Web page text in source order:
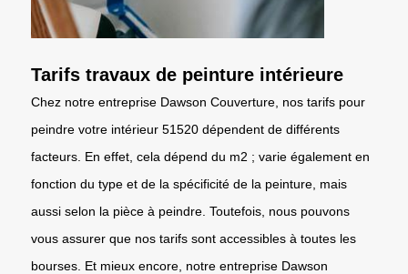
Tarifs travaux de peinture intérieure
Chez notre entreprise Dawson Couverture, nos tarifs pour
peindre votre intérieur 51520 dépendent de différents
facteurs. En effet, cela dépend du m2 ; varie également en
fonction du type et de la spécificité de la peinture, mais
aussi selon la pièce à peindre. Toutefois, nous pouvons
vous assurer que nos tarifs sont accessibles à toutes les
bourses. Et mieux encore, notre entreprise Dawson